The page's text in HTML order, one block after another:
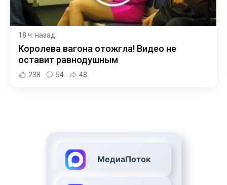
18 ч. назад
Королева вагона отожгла! Видео не
оставит равнодушным
238 54 48
МедиаПоток